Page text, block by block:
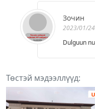
Зочин
2023/01/24
Dulguun
Төстэй мэдээллүүд: